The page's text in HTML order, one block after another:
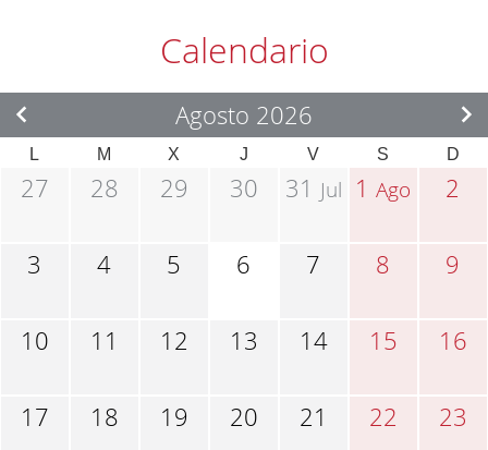
Calendario
Agosto 2026
L M X J V S D
27 28 29 30 31 Jul 1Ago 2
3 4 5 6 7 8 9
10 11 12 13 14 15 16
17 18 19 20 21 22 23